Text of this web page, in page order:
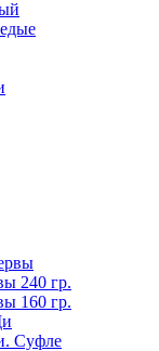
240 гр.
160 гр.
Суфле